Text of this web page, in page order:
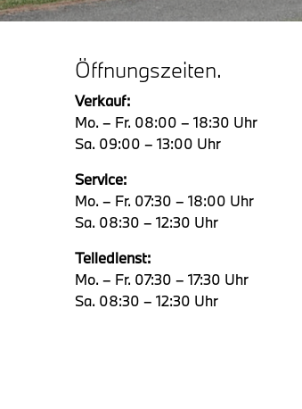
Öffnungszeiten.
Verkauf:
Mo. – Fr. 08:00 – 18:30 Uhr
Sa. 09:00 – 13:00 Uhr
Service:
Mo. – Fr. 07:30 – 18:00 Uhr
Sa. 08:30 – 12:30 Uhr
Teiledienst:
Mo. – Fr. 07:30 – 17:30 Uhr
Sa. 08:30 – 12:30 Uhr